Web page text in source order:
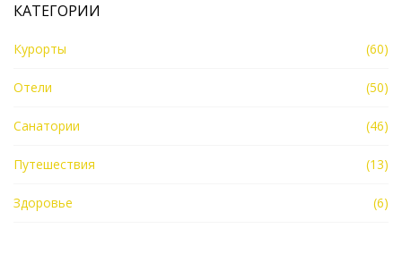
КАТЕГОРИИ
Курорты (60)
Отели (50)
Санатории (46)
Путешествия (13)
Здоровье (6)